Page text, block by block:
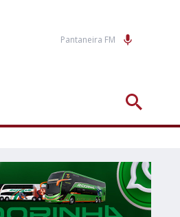
Pantaneira FM